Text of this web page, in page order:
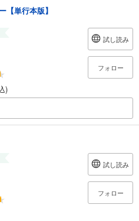
【単行本版】
)
試し読み
フォロー
試し読み
フォロー